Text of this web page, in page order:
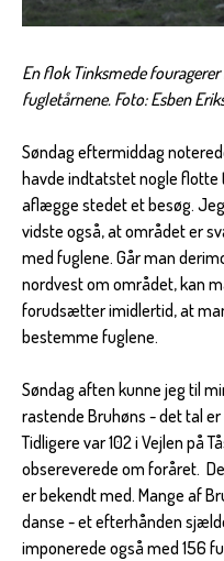
En flok Tinksmede
fugletårnene. Foto: Esben
Søndag eftermiddag
havde indtatstet nogle
aflægge stedet et besøg.
vidste også, at området er
med fuglene. Går man
nordvest om området, kan
forudsætter imidlertid, at
bestemme fuglene.
Søndag aften kunne jeg til
rastende Bruhøns - det tal
Tidligere var 102 i Vejlen på
obsereverede om foråret.
er bekendt med. Mange af
danse - et efterhånden
imponerede også med 156